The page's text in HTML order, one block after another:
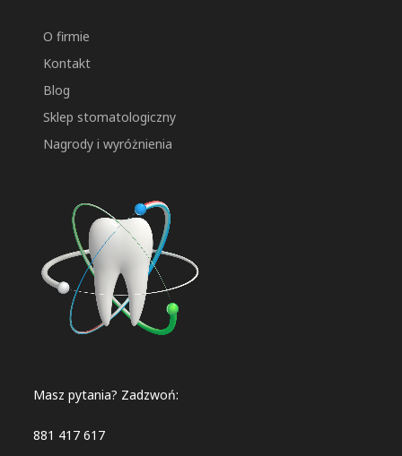
O firmie
Kontakt
Blog
Sklep stomatologiczny
Nagrody i wyróżnienia
Masz pytania? Zadzwoń:
881 417 617